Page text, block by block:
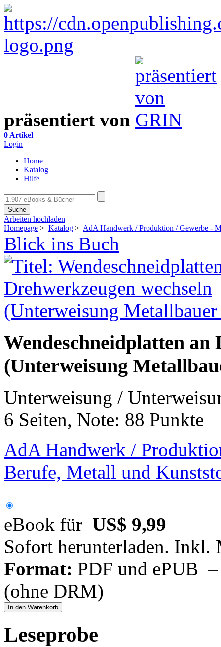
präsentiert von
0 Artikel
Login
Home
Katalog
Hilfe
Suche
Arbeiten hochladen
Homepage > Katalog > AdA Handwerk / Produktion / Gewerbe -
Blick ins Buch
Wendeschneidplatten an
(Unterweisung
Unterweisung /
6 Seiten, Note: 88 Punkte
AdA Handwerk /
Berufe, Metall und
eBook für US$ 9,99
Sofort herunterladen. Inkl.
Format: PDF und ePUB
(ohne DRM)
In den Warenkorb
Leseprobe